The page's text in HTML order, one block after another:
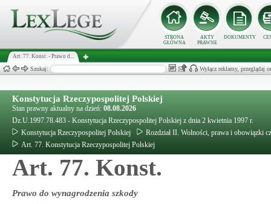
STRONA
GŁÓWNA
AKTY
PRAWNE
DOKUMENTY
Art. 77. Konst. - Prawo d...
Szukaj: Wyłącz reklamy, przeglądaj
Konstytucja Rzeczypospolitej Polskiej
Stan prawny aktualny na dzień: 08.08.2026
Dz.U.1997.78.483 - Konstytucja Rzeczypospolitej Polskiej z dnia 2 kwietnia 1997 r.
Konstytucja Rzeczypospolitej Polskiej
Rozdział II. Wolności, prawa i obowiązki
Art. 77. Konstytucja Rzeczypospolitej Polskiej
Art. 77. Konst.
Prawo do wynagrodzenia szkody